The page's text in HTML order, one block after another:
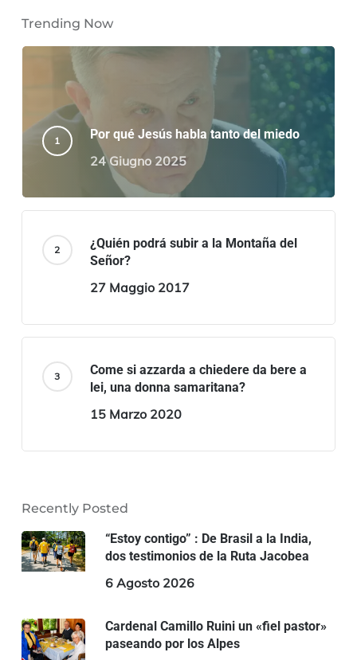
Trending Now
Por qué Jesús habla tanto del miedo
24 Giugno 2025
¿Quién podrá subir a la Montaña del
Señor?
27 Maggio 2017
Come si azzarda a chiedere da bere a
lei, una donna samaritana?
15 Marzo 2020
Recently Posted
“Estoy contigo” : De Brasil a la India,
dos testimonios de la Ruta Jacobea
6 Agosto 2026
Cardenal Camillo Ruini un «fiel pastor»
paseando por los Alpes